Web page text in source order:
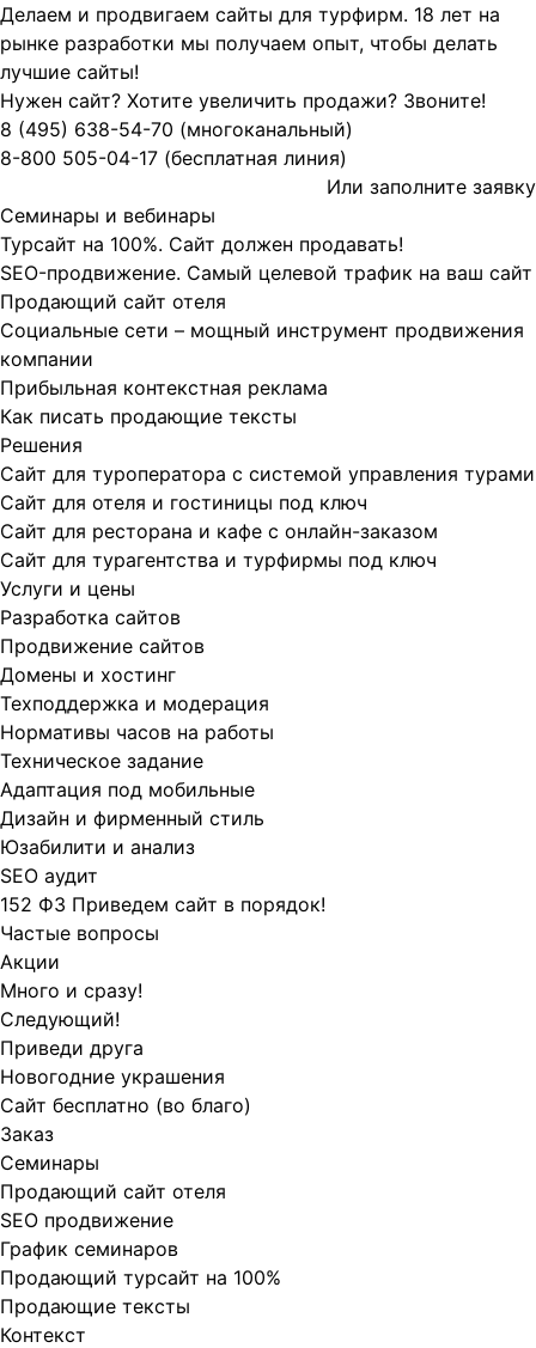
Делаем и продвигаем сайты для турфирм. 18 лет на
рынке разработки мы получаем опыт, чтобы делать
лучшие сайты!
Нужен сайт? Хотите увеличить продажи? Звоните!
8 (495) 638-54-70 (многоканальный)
8-800 505-04-17 (бесплатная линия)
Или заполните заявку
Семинары и вебинары
Турсайт на 100%. Сайт должен продавать!
SEO-продвижение. Самый целевой трафик на ваш сайт
Продающий сайт отеля
Социальные сети – мощный инструмент продвижения
компании
Прибыльная контекстная реклама
Как писать продающие тексты
Решения
Сайт для туроператора с системой управления турами
Сайт для отеля и гостиницы под ключ
Сайт для ресторана и кафе с онлайн-заказом
Сайт для турагентства и турфирмы под ключ
Услуги и цены
Разработка сайтов
Продвижение сайтов
Домены и хостинг
Техподдержка и модерация
Нормативы часов на работы
Техническое задание
Адаптация под мобильные
Дизайн и фирменный стиль
Юзабилити и анализ
SEO аудит
152 ФЗ Приведем сайт в порядок!
Частые вопросы
Акции
Много и сразу!
Следующий!
Приведи друга
Новогодние украшения
Сайт бесплатно (во благо)
Заказ
Cеминары
Продающий сайт отеля
SEO продвижение
График семинаров
Продающий турсайт на 100%
Продающие тексты
Контекст